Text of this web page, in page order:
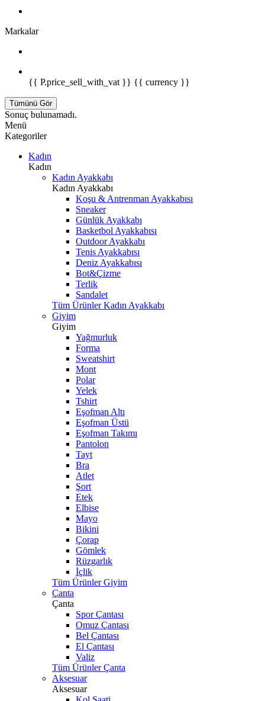
Markalar
{{ P.price_sell_with_vat }} {{ currency }}
Tümünü Gör
Sonuç bulunamadı.
Menü
Kategoriler
Kadın
Kadın
Kadın Ayakkabı
Kadın Ayakkabı
Koşu & Antrenman Ayakkabısı
Sneaker
Günlük Ayakkabı
Basketbol Ayakkabısı
Outdoor Ayakkabı
Tenis Ayakkabısı
Deniz Ayakkabısı
Bot&Çizme
Terlik
Sandalet
Tüm Ürünler Kadın Ayakkabı
Giyim
Giyim
Yağmurluk
Forma
Sweatshirt
Mont
Polar
Yelek
Tshirt
Eşofman Altı
Eşofman Üstü
Eşofman Takımı
Pantolon
Tayt
Bra
Atlet
Şort
Etek
Elbise
Mayo
Bikini
Çorap
Gömlek
Rüzgarlık
İçlik
Tüm Ürünler Giyim
Çanta
Çanta
Spor Çantası
Omuz Çantası
Bel Çantası
El Çantası
Valiz
Tüm Ürünler Çanta
Aksesuar
Aksesuar